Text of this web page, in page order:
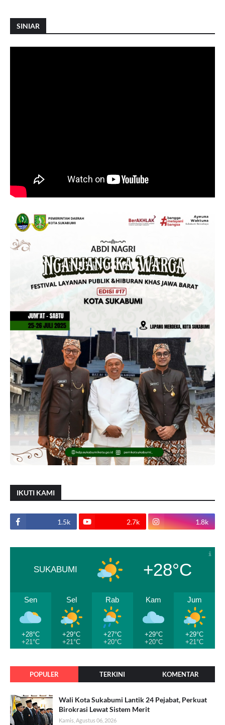
SINIAR
IKUTI KAMI
1.5k 2.7k 1.8k
SUKABUMI +28°C
Sen
+28°C
+21°C
Sel
+29°C
+21°C
Rab
+27°C
+20°C
Kam
+29°C
+20°C
Jum
+29°C
+21°C
POPULER TERKINI KOMENTAR
Wali Kota Sukabumi Lantik 24 Pejabat, Perkuat
Birokrasi Lewat Sistem Merit
Kamis, Agustus 06, 2026